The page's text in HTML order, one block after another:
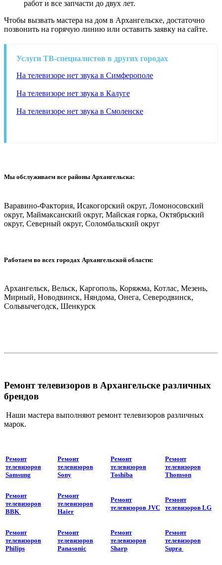
работ и все запчасти до двух лет.
Чтобы вызвать мастера на дом в Архангельске, достаточно
позвонить на горячую линию или оставить заявку на сайте.
Услуги ТВ-специалистов в других городах
На телевизоре нет звука в Симферополе
На телевизоре нет звука в Калуге
На телевизоре нет звука в Смоленске
Мы обслуживаем все районы Архангельска:
Варавино-Фактория, Исакогорский округ, Ломоносовский
округ, Маймаксанский округ, Майская горка, Октябрьский
округ, Северный округ, Соломбальский округ
Работаем во всех городах Архангельской области:
Архангельск, Вельск, Каргополь, Коряжма, Котлас, Мезень,
Мирный, Новодвинск, Няндома, Онега, Северодвинск,
Сольвычегодск, Шенкурск
Ремонт телевизоров в Архангельске различных
брендов
Наши мастера выполняют ремонт телевизоров различных
марок.
Ремонт
телевизоров
Samsung
Ремонт
телевизоров
Sony
Ремонт
телевизоров
Toshiba
Ремонт
телевизоров
Thomson
Ремонт
телевизоров
BBK
Ремонт
телевизоров
Haier
Ремонт
телевизоров JVC
Ремонт
телевизоров LG
Ремонт
телевизоров
Philips
Ремонт
телевизоров
Panasonic
Ремонт
телевизоров
Sharp
Ремонт
телевизоров
Supra